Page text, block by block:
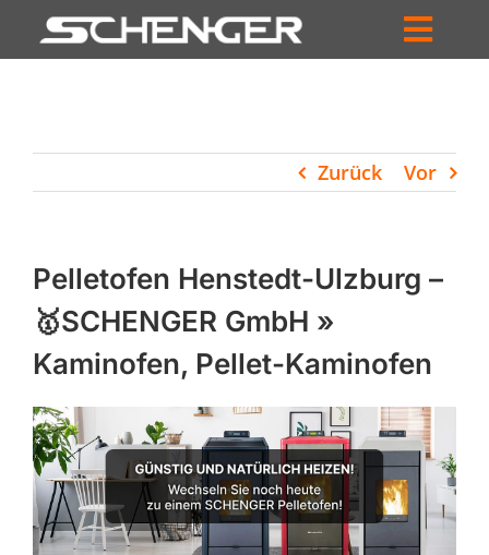
Inhalt
HÄNDLERSUCHE
UNTERNEHMEN
PROFIL
WARENKORB
PRODUCTS
SEARCH
Zurück Vor
Pelletofen Henstedt-Ulzburg –
🥇SCHENGER GmbH »
Kaminofen, Pellet-Kaminofen